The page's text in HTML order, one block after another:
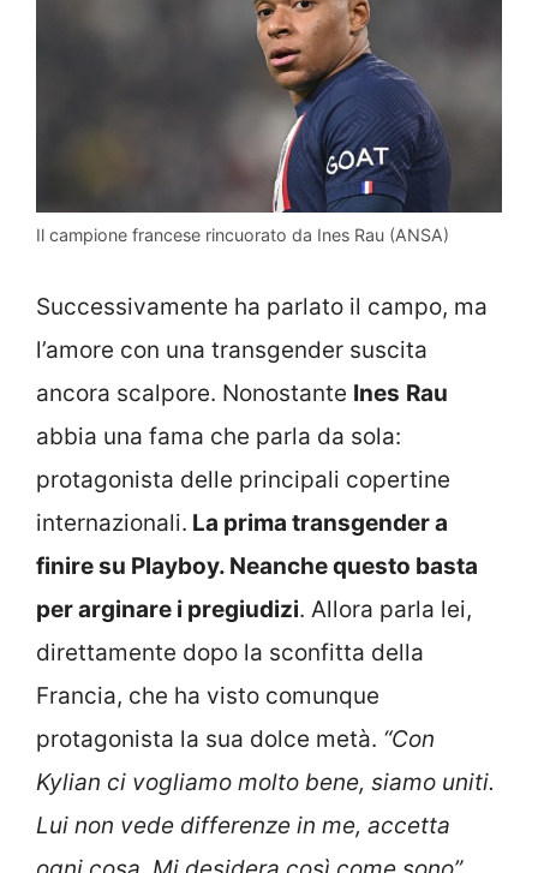
Il campione francese rincuorato da Ines Rau (ANSA)
Successivamente ha parlato il campo, ma
l’amore con una transgender suscita
ancora scalpore. Nonostante Ines Rau
abbia una fama che parla da sola:
protagonista delle principali copertine
internazionali. La prima transgender a
finire su Playboy. Neanche questo basta
per arginare i pregiudizi. Allora parla lei,
direttamente dopo la sconfitta della
Francia, che ha visto comunque
protagonista la sua dolce metà. “Con
Kylian ci vogliamo molto bene, siamo uniti.
Lui non vede differenze in me, accetta